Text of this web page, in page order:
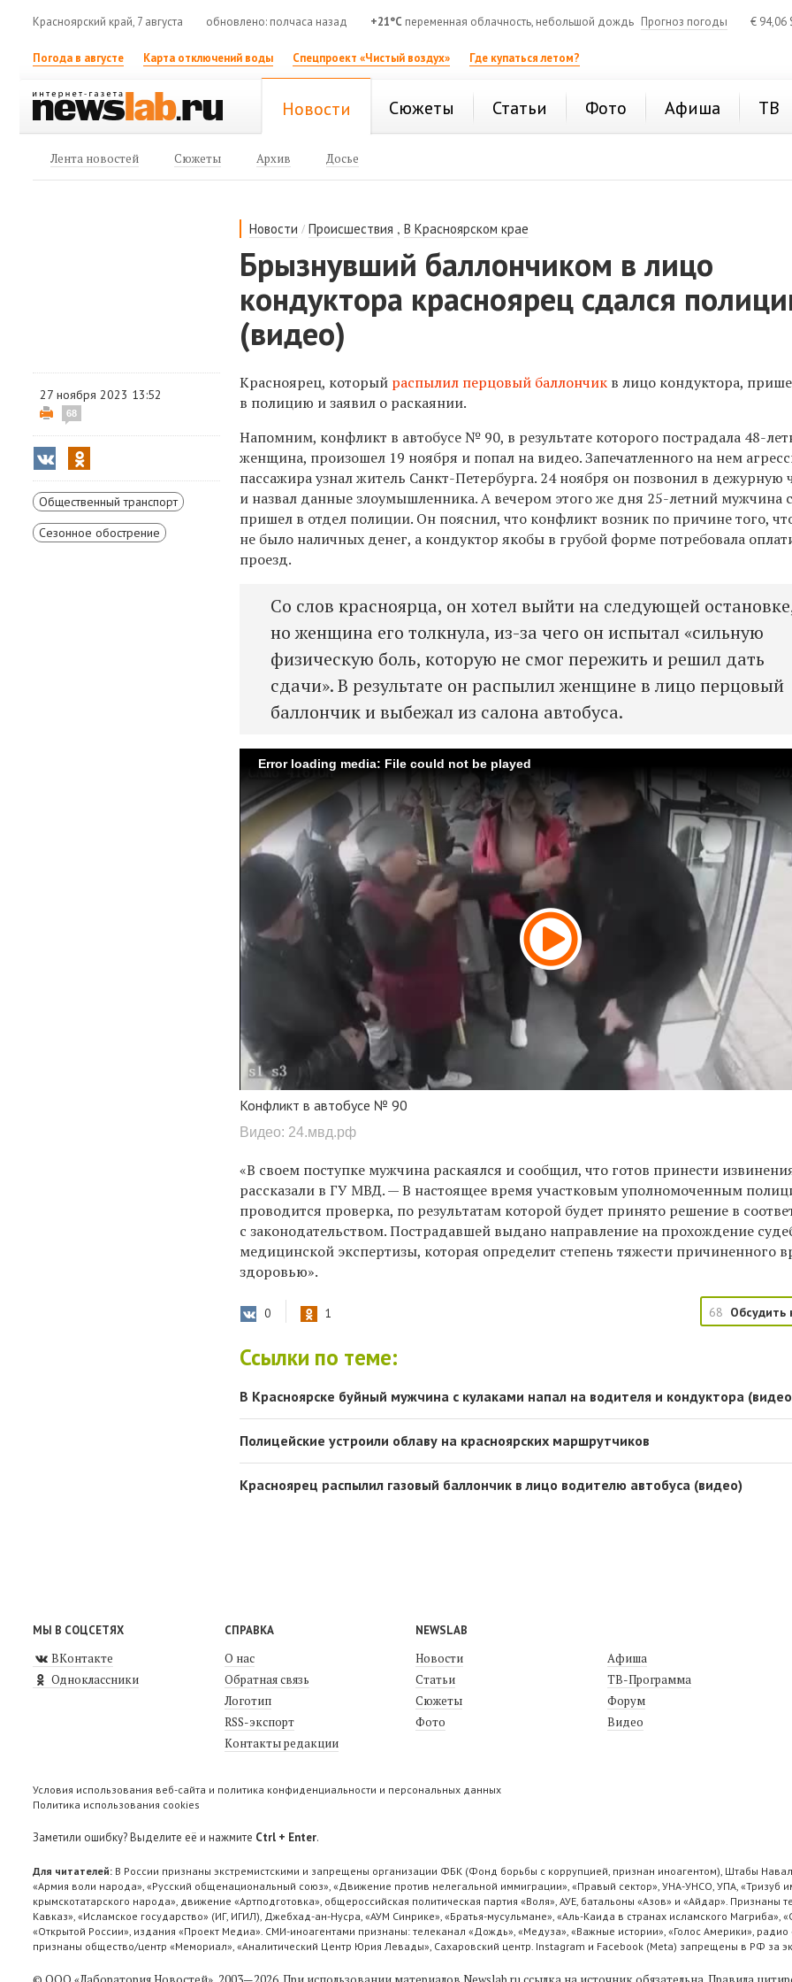
Красноярский край, 7 августа обновлено: полчаса назад +21°C переменная облачность, небольшой дождь Прогноз погоды € 94,06
Погода в августе Карта отключений воды Спецпроект «Чистый воздух» Где купаться летом?
Новости Сюжеты Статьи Фото Афиша ТВ
Лента новостей Сюжеты Архив Досье
Новости /Происшествия ,В Красноярском крае
Брызнувший баллончиком в лицо
кондуктора красноярец сдался
(видео)
27 ноября 2023 13:52
68
Общественный транспорт
Сезонное обострение
Красноярец, который распылил перцовый баллончик в лицо кондуктора,
в полицию и заявил о раскаянии.
Напомним, конфликт в автобусе № 90, в результате которого пострадала 48-
женщина, произошел 19 ноября и попал на видео. Запечатленного на нем
пассажираузнал житель Санкт-Петербурга. 24 ноября он позвонил в дежурную
и назвал данные злоумышленника. А вечером этого же дня 25-летний мужчина
пришел в отдел полиции. Он пояснил, что конфликт возник по причине того,
не было наличных денег, а кондуктор якобы в грубой форме потребовала
проезд.
Со слов красноярца, он хотел выйти на следующей
но женщина его толкнула, из-за чего он испытал «сильную
физическую боль, которую не смог пережить и решил дать
сдачи». В результате он распылил женщине в лицо перцовый
баллончик и выбежал из салона автобуса.
Error loading media: File could not be played
Конфликт в автобусе № 90
Видео: 24.мвд.рф
«В своем поступке мужчина раскаялся и сообщил, что готов принести
рассказали в ГУ МВД. —В настоящее время участковым уполномоченным
проводится проверка, по результатам которой будет принято решение в
с законодательством.Пострадавшей выдано направление на прохождение
медицинской экспертизы, которая определит степень тяжести причиненного
здоровью».
0 1 68 Обсудить
Ссылки по теме:
В Красноярске буйный мужчина с кулаками напал на водителя и кондуктора
Полицейские устроили облаву на красноярских маршрутчиков
Красноярец распылил газовый баллончик в лицо водителю автобуса (видео)
МЫ В СОЦСЕТЯХ
ВКонтакте
Одноклассники
СПРАВКА
О нас
Обратная связь
Логотип
RSS-экспорт
Контакты редакции
NEWSLAB
Новости
Статьи
Сюжеты
Фото
Афиша
ТВ-Программа
Форум
Видео
Условия использования веб-сайта и политика конфиденциальности и персональных данных
Политика использования cookies
Заметили ошибку? Выделите её и нажмите Ctrl + Enter.
Для читателей: В России признаны экстремистскими и запрещены организации ФБК (Фонд борьбы с коррупцией, признан иноагентом), Штабы
«Армия воли народа», «Русский общенациональный союз», «Движение против нелегальной иммиграции», «Правый сектор», УНА-УНСО, УПА, «Тризуб
крымскотатарского народа», движение «Артподготовка», общероссийская политическая партия «Воля», АУЕ, батальоны «Азов» и «Айдар».
Кавказ», «Исламское государство» (ИГ, ИГИЛ), Джебхад-ан-Нусра, «АУМ Синрике», «Братья-мусульмане», «Аль-Каида в странах исламского Магриба»,
«Открытой России», издания «Проект Медиа». СМИ-иноагентами признаны: телеканал «Дождь», «Медуза», «Важные истории», «Голос Америки»,
признаны общество/центр «Мемориал», «Аналитический Центр Юрия Левады», Сахаровский центр. Instagram и Facebook (Metа) запрещены в РФ за